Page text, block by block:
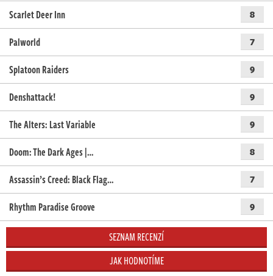
Scarlet Deer Inn
8
Palworld 7
Splatoon Raiders 9
Denshattack! 9
The Alters: Last Variable 9
Doom: The Dark Ages |… 8
Assassin’s Creed: Black Flag… 7
Rhythm Paradise Groove 9
SEZNAM RECENZÍ
JAK HODNOTÍME